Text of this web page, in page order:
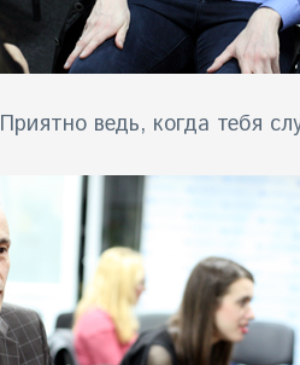
ведь, когда тебя